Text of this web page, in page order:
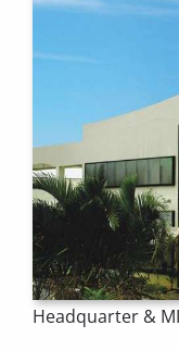
Headquarter &